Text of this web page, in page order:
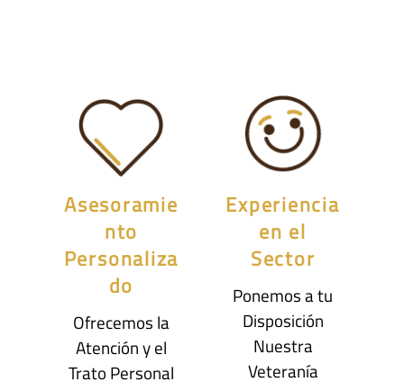
Asesoramie
nto
Personaliza
do
Ofrecemos la
Atención y el
Trato Personal
Experiencia
en el
Sector
Ponemos a tu
Disposición
Nuestra
Veteranía